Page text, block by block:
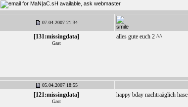
07.04.2007 21:34
[131:missingdata]
Gast
alles gute euch 2 ^^
05.04.2007 18:55
[121:missingdata]
Gast
happy bday nachtraäglich hase